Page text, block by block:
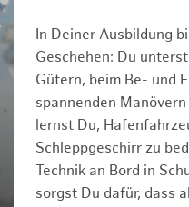
In Deiner Ausbildung
Geschehen: Du
Gütern, beim Be- und
spannenden
lernst Du,
Schleppgeschirr zu
Technik an Bord in
sorgst Du dafür, dass